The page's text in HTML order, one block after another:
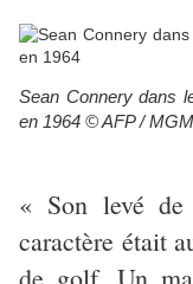
Sean Connery dans
en 1964 © AFP /
« Son levé
caractère était